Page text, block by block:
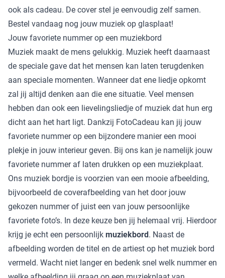
ook als cadeau. De cover stel je eenvoudig zelf samen.
Bestel vandaag nog jouw muziek op glasplaat!
Jouw favoriete nummer op een muziekbord
Muziek maakt de mens gelukkig. Muziek heeft daarnaast
de speciale gave dat het mensen kan laten terugdenken
aan speciale momenten. Wanneer dat ene liedje opkomt
zal jij altijd denken aan die ene situatie. Veel mensen
hebben dan ook een lievelingsliedje of muziek dat hun erg
dicht aan het hart ligt. Dankzij FotoCadeau kan jij jouw
favoriete nummer op een bijzondere manier een mooi
plekje in jouw interieur geven. Bij ons kan je namelijk jouw
favoriete nummer af laten drukken op een muziekplaat.
Ons muziek bordje is voorzien van een mooie afbeelding,
bijvoorbeeld de coverafbeelding van het door jouw
gekozen nummer of juist een van jouw persoonlijke
favoriete foto’s. In deze keuze ben jij helemaal vrij. Hierdoor
krijg je echt een persoonlijk muziekbord. Naast de
afbeelding worden de titel en de artiest op het muziek bord
vermeld. Wacht niet langer en bedenk snel welk nummer en